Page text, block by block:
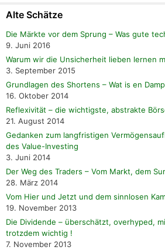
Alte Schätze
Die Märkte vor dem Sprung – Was gute
9. Juni 2016
Warum wir die Unsicherheit lieben lernen
3. September 2015
Grundlagen des Shortens – Wat is en
16. Oktober 2014
Reflexivität – die wichtigste, abstrakte
21. August 2014
Gedanken zum langfristigen
des Value-Investing
3. Juni 2014
Der Weg des Traders – Vom Markt, dem
28. März 2014
Vom Hier und Jetzt und dem sinnlosen
19. November 2013
Die Dividende – überschätzt, overhyped,
trotzdem wichtig !
7. November 2013